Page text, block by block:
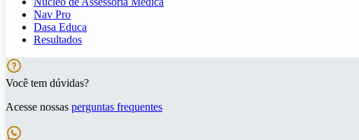
Nav Pro
Dasa Educa
Resultados
Você tem dúvidas?
Acesse nossas perguntas frequentes